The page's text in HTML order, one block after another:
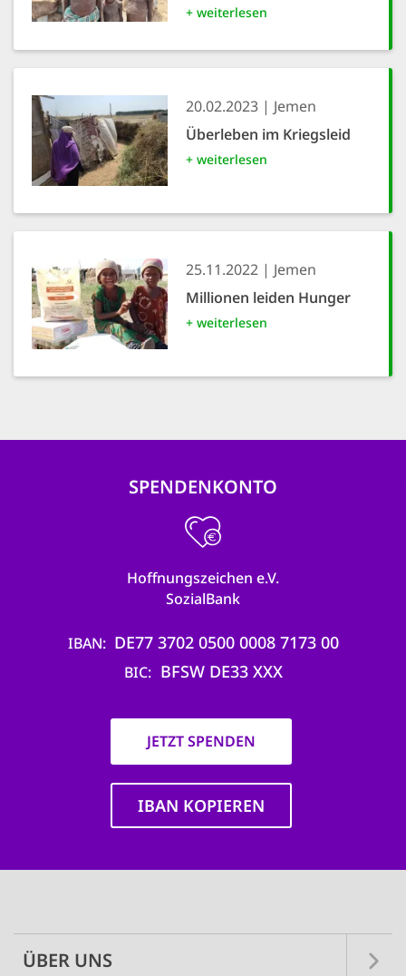
+ weiterlesen
20.02.2023
Jemen
Überleben im Kriegsleid
+ weiterlesen
25.11.2022
Jemen
Millionen leiden Hunger
+ weiterlesen
SPENDENKONTO
Hoffnungszeichen e.V.
SozialBank
IBAN DE77 3702 0500 0008 7173 00
BIC BFSW DE33 XXX
JETZT SPENDEN
IBAN KOPIEREN
ÜBER UNS